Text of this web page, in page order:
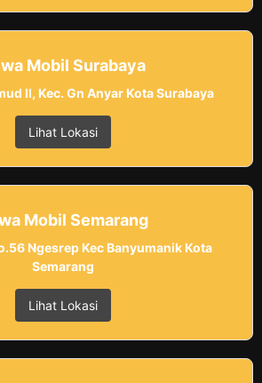
Mobil Surabaya
II, Kec. Gn Anyar Kota Surabaya
Lihat Lokasi
Mobil Semarang
Ngesrep Kec Banyumanik Kota
Semarang
Lihat Lokasi